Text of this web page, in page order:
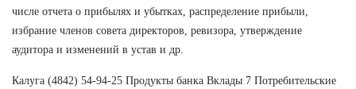
числе отчета о прибылях и убытках, распределение прибыли,
избрание членов совета директоров, ревизора, утверждение
аудитора и изменений в устав и др.
Калуга (4842) 54-94-25 Продукты банка Вклады 7 Потребительские